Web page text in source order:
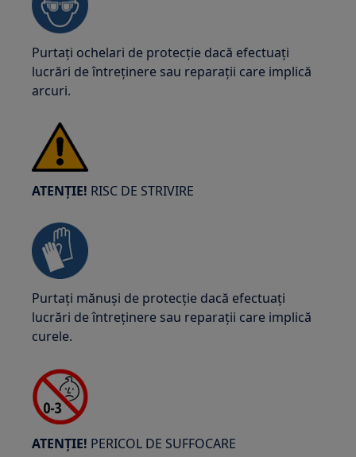
Purtați ochelari de protecție dacă efectuați
lucrări de întreținere sau reparații care implică
arcuri.
ATENȚIE! RISC DE STRIVIRE
Purtați mănuși de protecție dacă efectuați
lucrări de întreținere sau reparații care implică
curele.
ATENȚIE! PERICOL DE SUFFOCARE